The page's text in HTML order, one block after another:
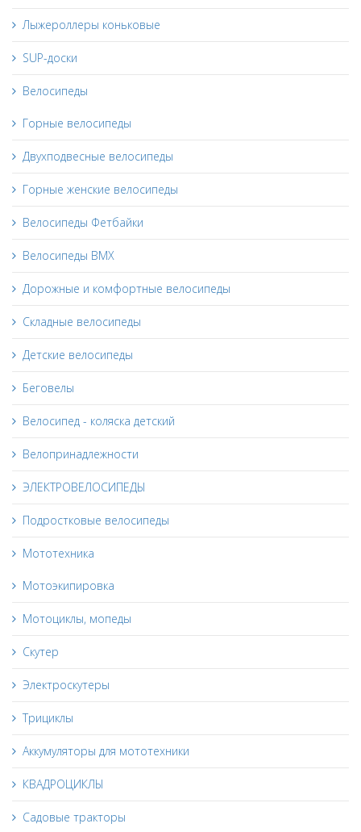
Лыжероллеры коньковые
SUP-доски
Велосипеды
Горные велосипеды
Двухподвесные велосипеды
Горные женские велосипеды
Велосипеды Фетбайки
Велосипеды BMX
Дорожные и комфортные велосипеды
Складные велосипеды
Детские велосипеды
Беговелы
Велосипед - коляска детский
Велопринадлежности
ЭЛЕКТРОВЕЛОСИПЕДЫ
Подростковые велосипеды
Мототехника
Мотоэкипировка
Мотоциклы, мопеды
Скутер
Электроскутеры
Трициклы
Аккумуляторы для мототехники
КВАДРОЦИКЛЫ
Садовые тракторы